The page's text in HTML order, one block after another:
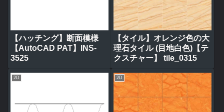
【ハッチング】断面模様
【AutoCAD PAT】INS-
3525
【タイル】オレンジ色の大
理石タイル (目地白色)【テ
クスチャー】 tile_0315
2D 2D